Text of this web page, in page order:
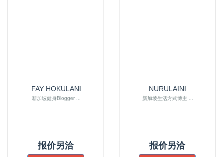
FAY HOKULANI
新加坡健身Blogger ...
报价另洽
NURULAINI
新加坡生活方式博主 ...
报价另洽